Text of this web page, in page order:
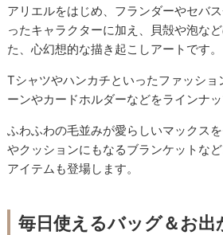
アリエルをはじめ、フランダーやセバ
ったキャラクターに加え、貝殻や泡な
た、心幻想的な描き起こしアートです。
Tシャツやハンカチといったファッショ
ーンやカードホルダーなどをラインナッ
ふわふわの毛並みが愛らしいマックス
やクッションにもなるブランケットな
アイテムも登場します。
毎日使えるバッグ＆お出